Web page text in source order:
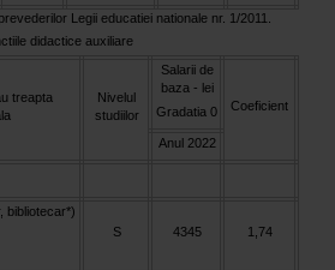
Legii educatiei nationale nr. 1/2011.
didactice auxiliare
treapta
Nivelul
studiilor
Salarii de
baza - lei
Gradatia 0
Coeficient
Anul 2022
bibliotecar*)
S 4345 1,74